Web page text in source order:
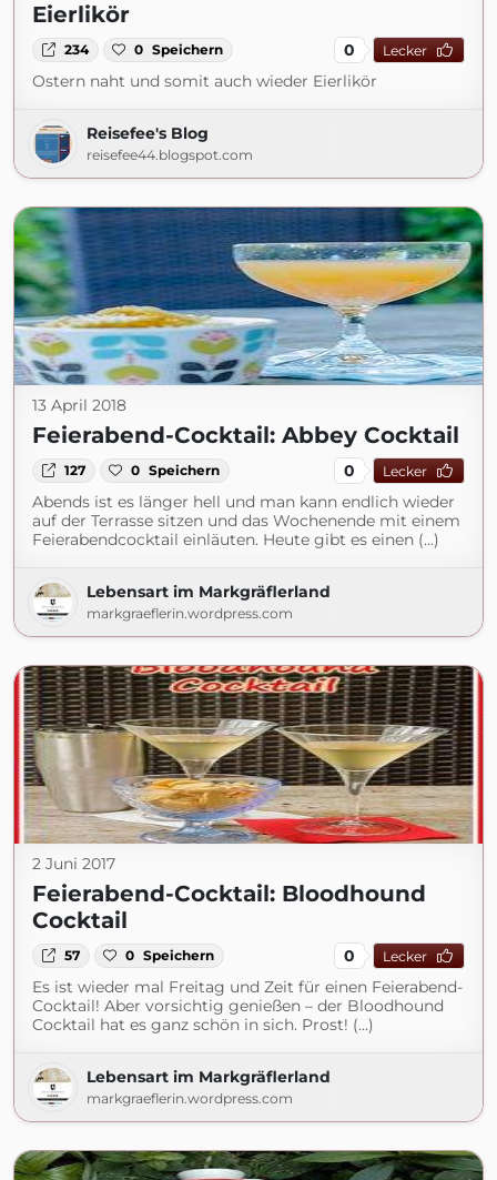
Eierlikör
234 0 Speichern 0 Lecker
Ostern naht und somit auch wieder Eierlikör
Reisefee's Blog
reisefee44.blogspot.com
13 April 2018
Feierabend-Cocktail: Abbey Cocktail
127 0 Speichern 0 Lecker
Abends ist es länger hell und man kann endlich wieder
auf der Terrasse sitzen und das Wochenende mit einem
Feierabendcocktail einläuten. Heute gibt es einen (...)
Lebensart im Markgräflerland
markgraeflerin.wordpress.com
2 Juni 2017
Feierabend-Cocktail: Bloodhound
Cocktail
57 0 Speichern 0 Lecker
Es ist wieder mal Freitag und Zeit für einen Feierabend-
Cocktail! Aber vorsichtig genießen – der Bloodhound
Cocktail hat es ganz schön in sich. Prost! (...)
Lebensart im Markgräflerland
markgraeflerin.wordpress.com